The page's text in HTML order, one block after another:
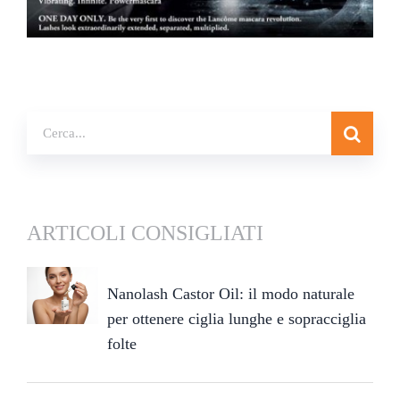
ARTICOLI CONSIGLIATI
Nanolash Castor Oil: il modo naturale
per ottenere ciglia lunghe e sopracciglia
folte